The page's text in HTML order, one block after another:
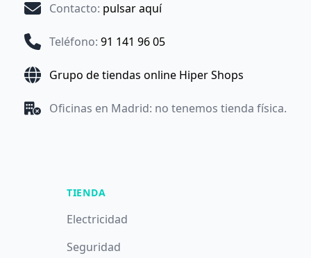
Contacto: pulsar aquí
Teléfono: 91 141 96 05
Grupo de tiendas online Hiper Shops
Oficinas en Madrid: no tenemos tienda física.
TIENDA
Electricidad
Seguridad